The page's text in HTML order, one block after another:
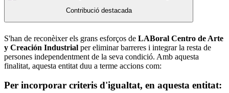
Contribució destacada
S'han de reconèixer els grans esforços de LABoral Centro de Arte
y Creación Industrial per eliminar barreres i integrar la resta de
persones independentment de la seva condició. Amb aquesta
finalitat, aquesta entitat duu a terme accions com:
Per incorporar criteris d'igualtat, en aquesta entitat: